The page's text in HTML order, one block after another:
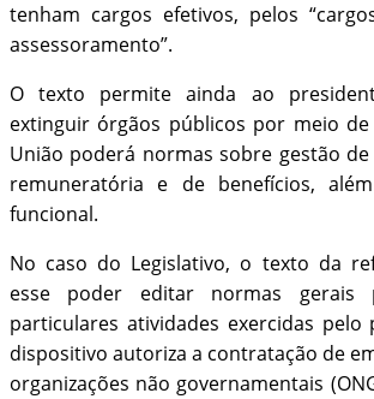
tenham cargos efetivos, pelos
assessoramento”.
O texto permite ainda ao
extinguir órgãos públicos por meio
União poderá normas sobre gestão
remuneratória e de benefícios,
funcional.
No caso do Legislativo, o texto da
esse poder editar normas gerais
particulares atividades exercidas pelo
dispositivo autoriza a contratação de
organizações não governamentais